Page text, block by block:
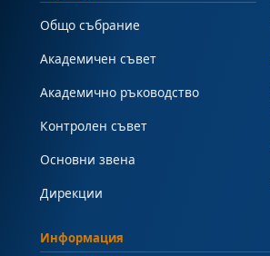
Общо събрание
Академичен съвет
Академично ръководство
Контролен съвет
Основни звена
Дирекции
Информация